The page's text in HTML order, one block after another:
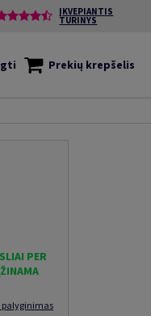
ĮKVEPIANTIS
TURINYS
Prekių krepšelis
PER
palyginimas